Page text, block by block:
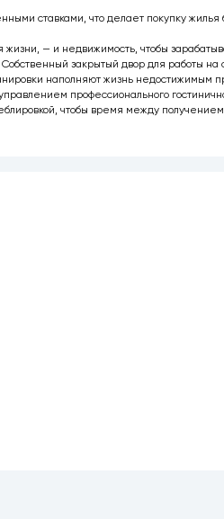
ставками, что делает покупку жилья
— и недвижимость, чтобы
закрытый двор для работы на
наполняют жизнь недостижимым
профессионального
чтобы время между